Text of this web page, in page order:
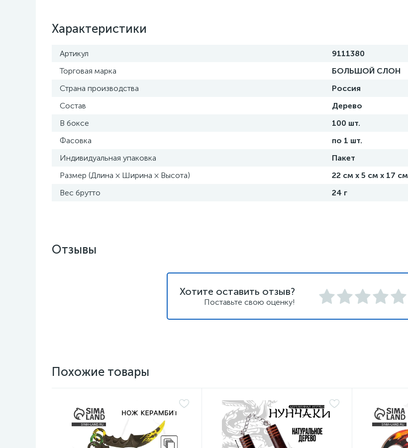
Характеристики
Артикул
9111380
Торговая марка
БОЛЬШОЙ СЛОН
Страна производства
Россия
Состав
Дерево
В боксе
100 шт.
Фасовка
по 1 шт.
Индивидуальная упаковка
Пакет
Размер (Длина × Ширина × Высота)
22 см х 5 см х 17 см
Вес брутто
24 г
Отзывы
Хотите оставить отзыв?
Поставьте свою оценку!
Похожие товары